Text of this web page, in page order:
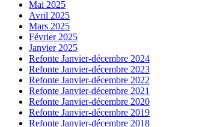
Mai 2025
Avril 2025
Mars 2025
Février 2025
Janvier 2025
Refonte Janvier-décembre 2024
Refonte Janvier-décembre 2023
Refonte Janvier-décembre 2022
Refonte Janvier-décembre 2021
Refonte Janvier-décembre 2020
Refonte Janvier-décembre 2019
Refonte Janvier-décembre 2018